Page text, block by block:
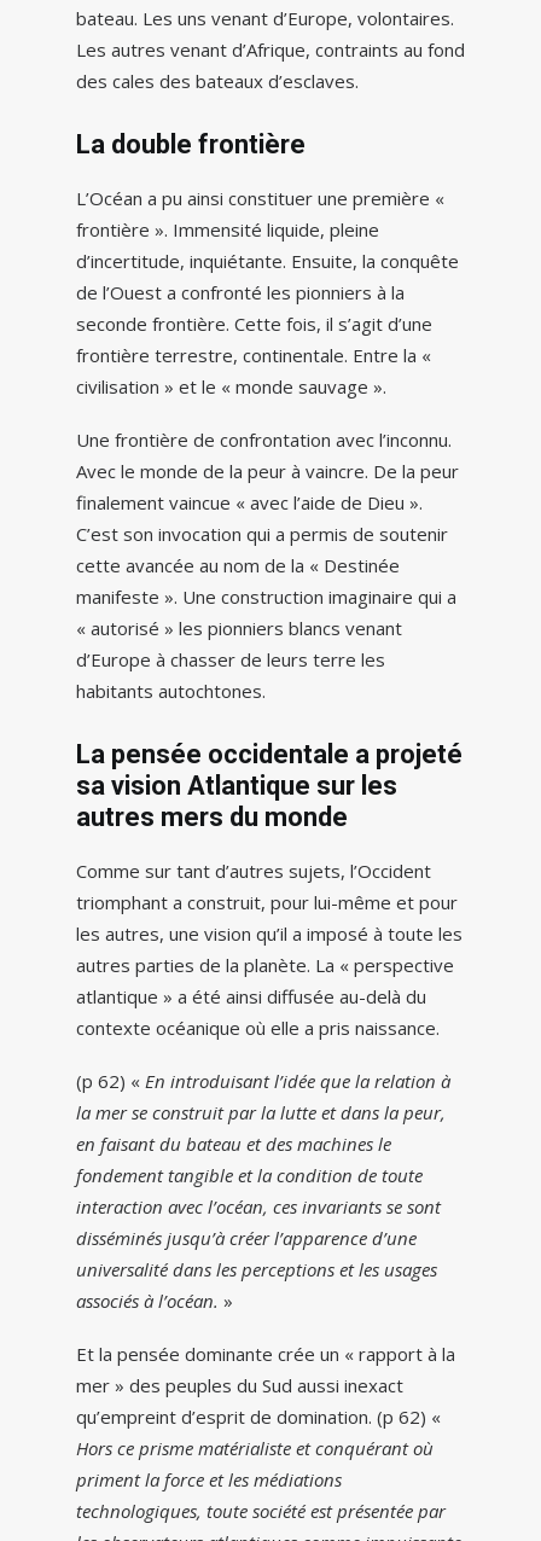
bateau. Les uns venant d’Europe, volontaires.
Les autres venant d’Afrique, contraints au fond
des cales des bateaux d’esclaves.
La double frontière
L’Océan a pu ainsi constituer une première «
frontière ». Immensité liquide, pleine
d’incertitude, inquiétante. Ensuite, la conquête
de l’Ouest a confronté les pionniers à la
seconde frontière. Cette fois, il s’agit d’une
frontière terrestre, continentale. Entre la «
civilisation » et le « monde sauvage ».
Une frontière de confrontation avec l’inconnu.
Avec le monde de la peur à vaincre. De la peur
finalement vaincue « avec l’aide de Dieu ».
C’est son invocation qui a permis de soutenir
cette avancée au nom de la « Destinée
manifeste ». Une construction imaginaire qui a
« autorisé » les pionniers blancs venant
d’Europe à chasser de leurs terre les
habitants autochtones.
La pensée occidentale a projeté
sa vision Atlantique sur les
autres mers du monde
Comme sur tant d’autres sujets, l’Occident
triomphant a construit, pour lui-même et pour
les autres, une vision qu’il a imposé à toute les
autres parties de la planète. La « perspective
atlantique » a été ainsi diffusée au-delà du
contexte océanique où elle a pris naissance.
(p 62) « En introduisant l’idée que la relation à
la mer se construit par la lutte et dans la peur,
en faisant du bateau et des machines le
fondement tangible et la condition de toute
interaction avec l’océan, ces invariants se sont
disséminés jusqu’à créer l’apparence d’une
universalité dans les perceptions et les usages
associés à l’océan. »
Et la pensée dominante crée un « rapport à la
mer » des peuples du Sud aussi inexact
qu’empreint d’esprit de domination. (p 62) «
Hors ce prisme matérialiste et conquérant où
priment la force et les médiations
technologiques, toute société est présentée par